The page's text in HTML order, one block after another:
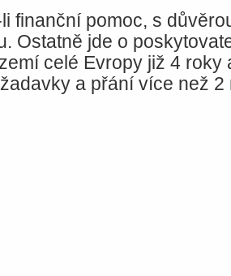
finanční pomoc, s
Ostatně jde o
celé Evropy již 4 roky
a přání více než 2